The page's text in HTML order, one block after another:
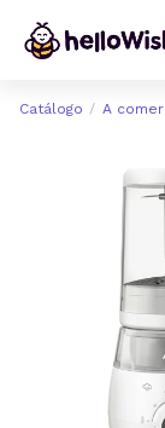
Catálogo A comer